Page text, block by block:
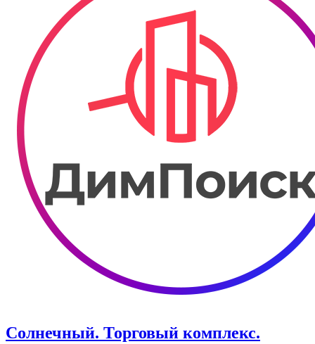
Солнечный. ​Торговый комплекс.